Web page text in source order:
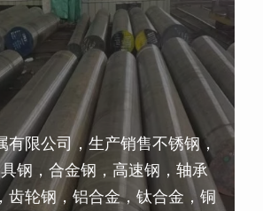
有限公司，生产销售不锈钢，
钢，合金钢，高速钢，轴承
齿轮钢，铝合金，钛合金，铜